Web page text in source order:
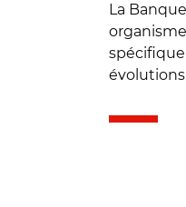
La
spécifique